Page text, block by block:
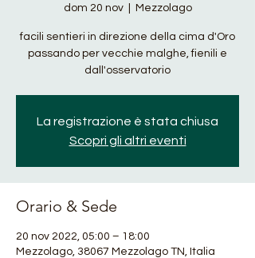
dom 20 nov
  |
Mezzolago
facili sentieri in direzione della cima d'Oro
passando per vecchie malghe, fienili e
dall'osservatorio
La registrazione è stata chiusa
Scopri gli altri eventi
Orario & Sede
20 nov 2022, 05:00 – 18:00
Mezzolago, 38067 Mezzolago TN, Italia